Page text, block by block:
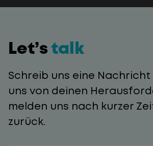
Let’s talk
Schreib uns eine
uns von deinen
melden uns nach kurzer
zurück.